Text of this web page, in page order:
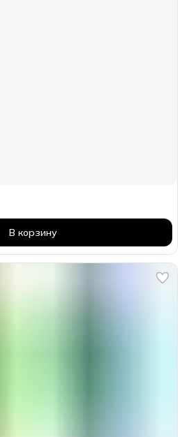
В корзину